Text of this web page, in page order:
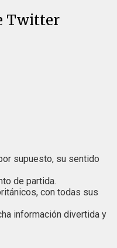
Twitter
supuesto, su sentido
de partida.
con todas sus
información divertida y